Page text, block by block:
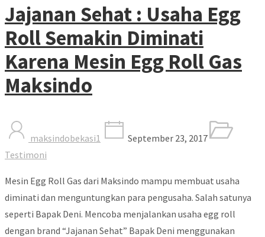
Jajanan Sehat : Usaha Egg
Roll Semakin Diminati
Karena Mesin Egg Roll Gas
Maksindo
maksindobekasi1
September 23, 2017
Testimoni
Mesin Egg Roll Gas dari Maksindo mampu membuat usaha
diminati dan menguntungkan para pengusaha. Salah satunya
seperti Bapak Deni. Mencoba menjalankan usaha egg roll
dengan brand “Jajanan Sehat” Bapak Deni menggunakan